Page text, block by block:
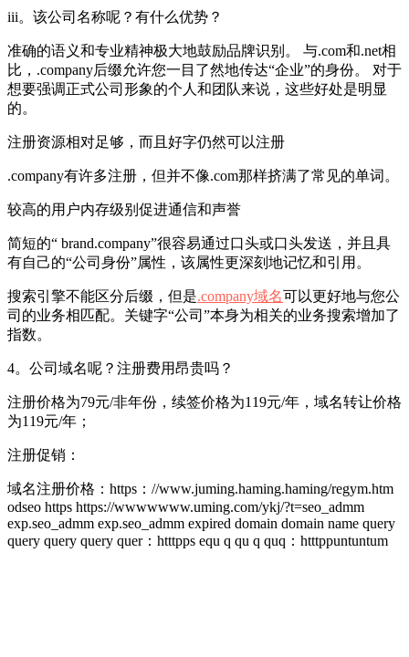
iii。该公司名称呢？有什么优势？
准确的语义和专业精神极大地鼓励品牌识别。 与.com和.net相
比，.company后缀允许您一目了然地传达“企业”的身份。 对于
想要强调正式公司形象的个人和团队来说，这些好处是明显
的。
注册资源相对足够，而且好字仍然可以注册
.company有许多注册，但并不像.com那样挤满了常见的单词。
较高的用户内存级别促进通信和声誉
简短的“ brand.company”很容易通过口头或口头发送，并且具
有自己的“公司身份”属性，该属性更深刻地记忆和引用。
搜索引擎不能区分后缀，但是.company域名可以更好地与您公
司的业务相匹配。关键字“公司”本身为相关的业务搜索增加了
指数。
4。公司域名呢？注册费用昂贵吗？
注册价格为79元/非年份，续签价格为119元/年，域名转让价格
为119元/年；
注册促销：
域名注册价格：https：//www.juming.haming.haming/regym.htm
odseo https https://wwwwwww.uming.com/ykj/?t=seo_admm
exp.seo_admm exp.seo_admm expired domain domain name query
query query query quer：htttpps equ q qu q quq：htttppuntuntum